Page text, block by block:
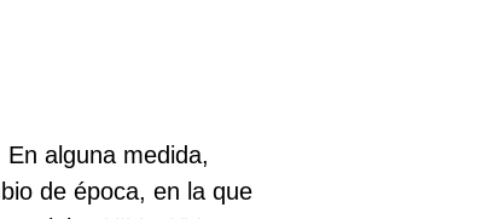
alguna medida,
de época, en la que